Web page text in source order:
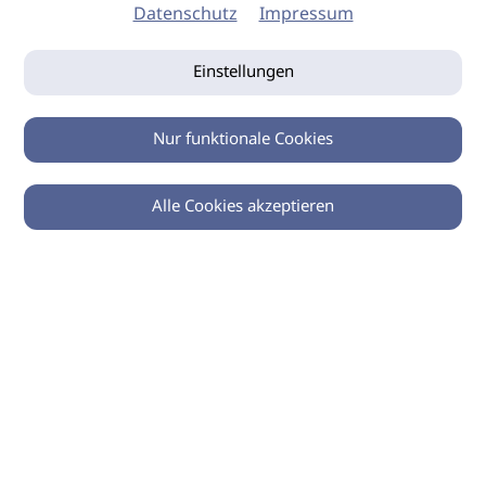
Datenschutz Impressum
Einstellungen
Nur funktionale Cookies
Alle Cookies akzeptieren